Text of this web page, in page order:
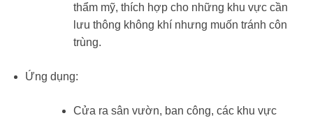
thẩm mỹ, thích hợp cho những khu vực cần
lưu thông không khí nhưng muốn tránh côn
trùng.
Ứng dụng:
Cửa ra sân vườn, ban công, các khu vực